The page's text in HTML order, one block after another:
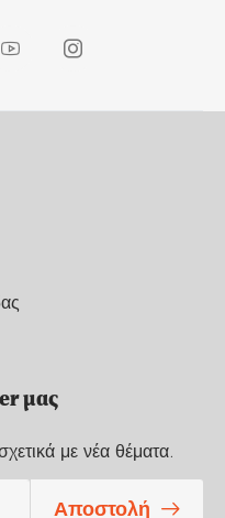
μας
με νέα θέματα.
Αποστολή